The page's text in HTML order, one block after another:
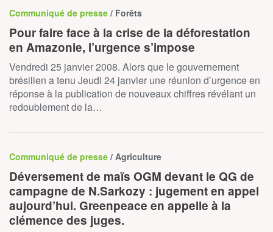
Communiqué de presse / Forêts
Pour faire face à la crise de la déforestation
en Amazonie, l’urgence s’impose
Vendredi 25 janvier 2008. Alors que le gouvernement
brésilien a tenu Jeudi 24 janvier une réunion d’urgence en
réponse à la publication de nouveaux chiffres révélant un
redoublement de la…
Communiqué de presse / Agriculture
Déversement de maïs OGM devant le QG de
campagne de N.Sarkozy : jugement en appel
aujourd’hui. Greenpeace en appelle à la
clémence des juges.